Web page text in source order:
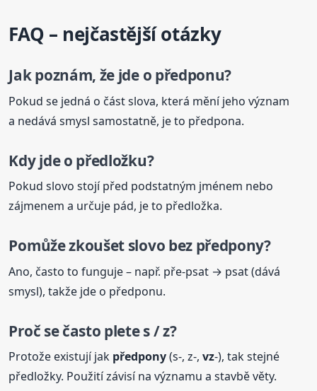
FAQ – nejčastější otázky
Jak poznám, že jde o předponu?
Pokud se jedná o část slova, která mění jeho význam
a nedává smysl samostatně, je to předpona.
Kdy jde o předložku?
Pokud slovo stojí před podstatným jménem nebo
zájmenem a určuje pád, je to předložka.
Pomůže zkoušet slovo bez předpony?
Ano, často to funguje – např. pře-psat → psat (dává
smysl), takže jde o předponu.
Proč se často plete s / z?
Protože existují jak předpony(s-, z-,vz-), tak stejné
předložky. Použití závisí na významu a stavbě věty.